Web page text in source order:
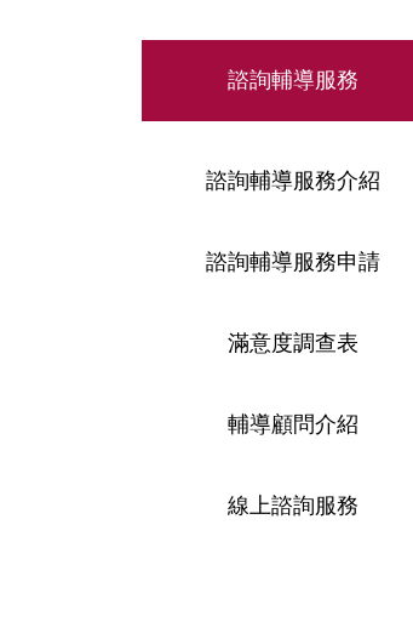
諮詢輔導服務
諮詢輔導服務介紹
諮詢輔導服務申請
滿意度調查表
輔導顧問介紹
線上諮詢服務